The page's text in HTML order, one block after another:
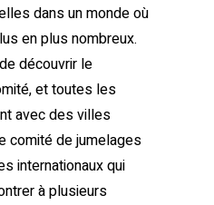
dans un monde où
en plus nombreux.
découvrir le
et toutes les
avec des villes
comité de jumelages
internationaux qui
à plusieurs